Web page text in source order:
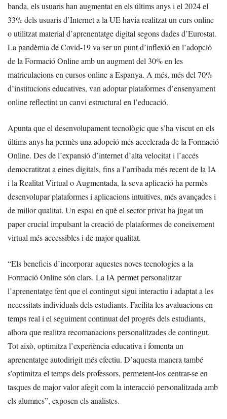
banda, els usuaris han augmentat en els últims anys i el 2024 el
33% dels usuaris d’Internet a la UE havia realitzat un curs online
o utilitzat material d’aprenentatge digital segons dades d’Eurostat.
La pandèmia de Covid-19 va ser un punt d’inflexió en l’adopció
de la Formació Online amb un augment del 30% en les
matriculacions en cursos online a Espanya. A més, més del 70%
d’institucions educatives, van adoptar plataformes d’ensenyament
online reflectint un canvi estructural en l’educació.
Apunta que el desenvolupament tecnològic que s’ha viscut en els
últims anys ha permès una adopció més accelerada de la Formació
Online. Des de l’expansió d’internet d’alta velocitat i l’accés
democratitzat a eines digitals, fins a l’arribada més recent de la IA
i la Realitat Virtual o Augmentada, la seva aplicació ha permès
desenvolupar plataformes i aplicacions intuitives, més avançades i
de millor qualitat. Un espai en què el sector privat ha jugat un
paper crucial impulsant la creació de plataformes de coneixement
virtual més accessibles i de major qualitat.
“Els beneficis d’incorporar aquestes noves tecnologies a la
Formació Online són clars. La IA permet personalitzar
l’aprenentatge fent que el contingut sigui interactiu i adaptat a les
necessitats individuals dels estudiants. Facilita les avaluacions en
temps real i el seguiment continuat del progrés dels estudiants,
alhora que realitza recomanacions personalitzades de contingut.
Tot això, optimitza l’experiència educativa i fomenta un
aprenentatge autodirigit més efectiu. D’aquesta manera també
s’optimitza el temps dels professors, permetent-los centrar-se en
tasques de major valor afegit com la interacció personalitzada amb
els alumnes”, exposen els analistes.